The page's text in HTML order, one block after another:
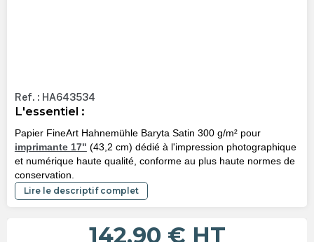
Ref. : HA643534
L'essentiel :
Papier FineArt Hahnemühle Baryta Satin 300 g/m² pour
imprimante 17" (43,2 cm) dédié à l'impression photographique
et numérique haute qualité, conforme au plus haute normes de
conservation.
Lire le descriptif complet
142,90 € HT